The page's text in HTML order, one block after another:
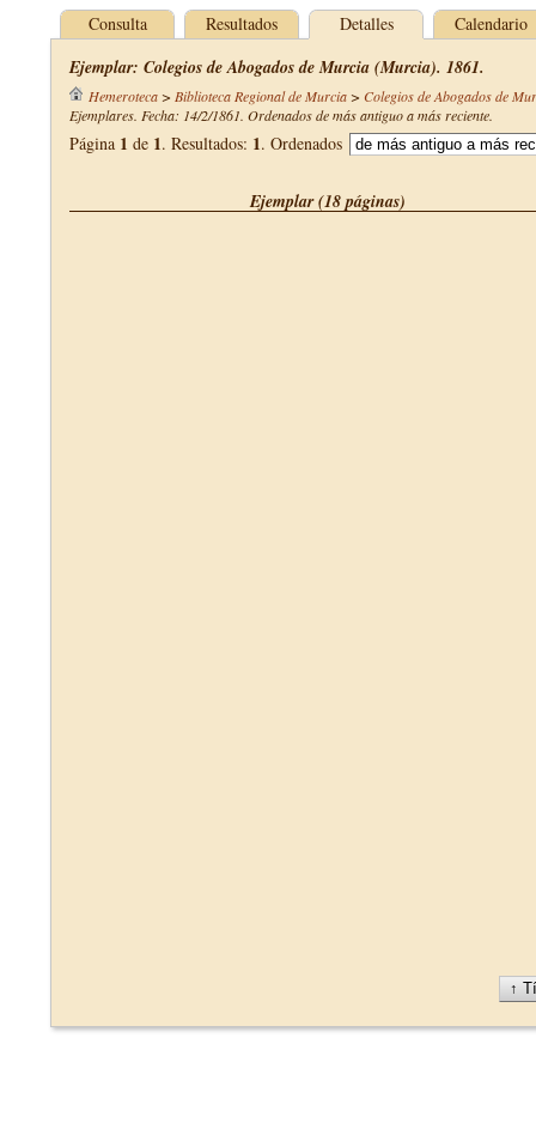
Consulta Resultados Detalles Calendario
Ejemplar: Colegios de Abogados de Murcia (Murcia). 1861.
Hemeroteca> Biblioteca Regional de Murcia> Colegios de Abogados de
Ejemplares. Fecha: 14/2/1861. Ordenados de más antiguo a más reciente.
Página 1 de 1. Resultados: 1. Ordenados
Ejemplar (18 páginas)